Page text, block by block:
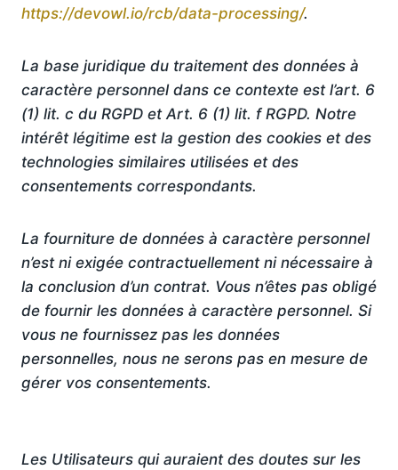
https://devowl.io/rcb/data-processing/.
La base juridique du traitement des données à
caractère personnel dans ce contexte est l’art. 6
(1) lit. c du RGPD et Art. 6 (1) lit. f RGPD. Notre
intérêt légitime est la gestion des cookies et des
technologies similaires utilisées et des
consentements correspondants.
La fourniture de données à caractère personnel
n’est ni exigée contractuellement ni nécessaire à
la conclusion d’un contrat. Vous n’êtes pas obligé
de fournir les données à caractère personnel. Si
vous ne fournissez pas les données
personnelles, nous ne serons pas en mesure de
gérer vos consentements.
Les Utilisateurs qui auraient des doutes sur les